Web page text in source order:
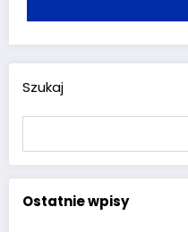
Szukaj
Ostatnie wpisy